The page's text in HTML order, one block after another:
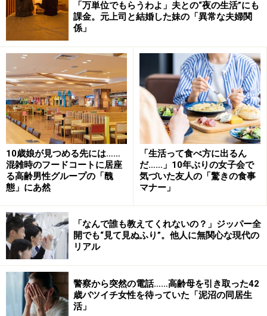
「万単位でもらうわよ」夫との“夜の生活”にも
課金。元上司と結婚した妹の「異常な夫婦関
係」
10歳娘が見つめる先には……
混雑時のフードコートに居座
る高齢男性グループの「醜
態」にあ然
「生活って食べ方に出るん
だ……」10年ぶりの女子会で
気づいた友人の「驚きの食事
マナー」
「なんで誰も教えてくれないの？」ジッパー全
開でも“見て見ぬふり”。他人に無関心な現代の
リアル
警察から突然の電話……高齢母を引き取った42
歳バツイチ女性を待っていた「泥沼の同居生
活」